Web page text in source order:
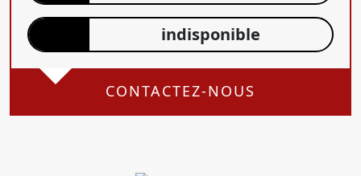
indisponible
CONTACTEZ-NOUS